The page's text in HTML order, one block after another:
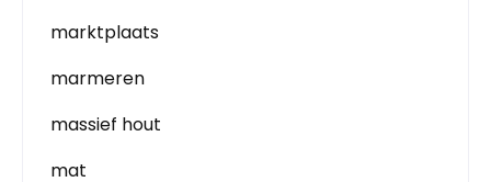
marktplaats
marmeren
massief hout
mat